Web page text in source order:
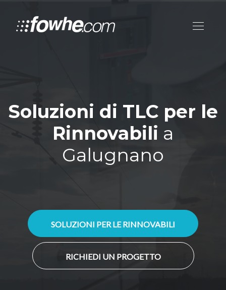
Soluzioni di TLC per le
Rinnovabili a
Galugnano
SOLUZIONI PER LE RINNOVABILI
RICHIEDI UN PROGETTO